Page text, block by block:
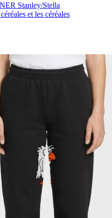
Stanley/Stella
et les céréales